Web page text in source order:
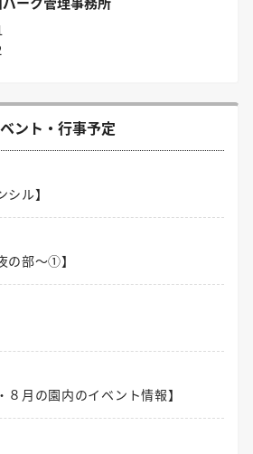
ント・行事予定
シル】
の部～①】
８月の園内のイベント情報】